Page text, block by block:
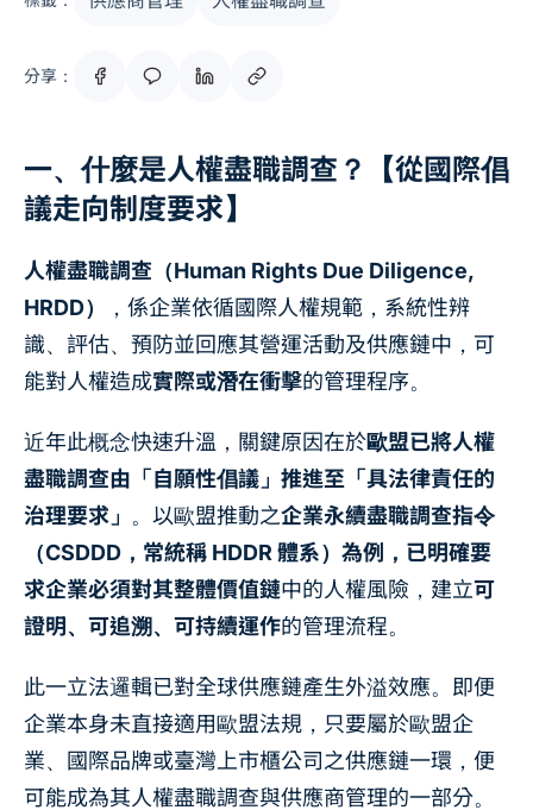
分享：
一、什麼是人權盡職調查？【從國際倡
議走向制度要求】
人權盡職調查（Human Rights Due Diligence,
HRDD）
，係企業依循國際人權規範，系統性辨
識、評估、預防並回應其營運活動及供應鏈中，可
能對人權造成實際或潛在衝擊的管理程序。
近年此概念快速升溫，關鍵原因在於歐盟已將人權
盡職調查由「自願性倡議」推進至「具法律責任的
治理要求」 。以歐盟推動之企業永續盡職調查指令
（CSDDD，常統稱 HDDR 體系）為例，已明確要
求企業必須對其整體價值鏈中的人權風險，建立可
證明、可追溯、可持續運作的管理流程。
此一立法邏輯已對全球供應鏈產生外溢效應。即便
企業本身未直接適用歐盟法規，只要屬於歐盟企
業、國際品牌或臺灣上市櫃公司之供應鏈一環，便
可能成為其人權盡職調查與供應商管理的一部分。